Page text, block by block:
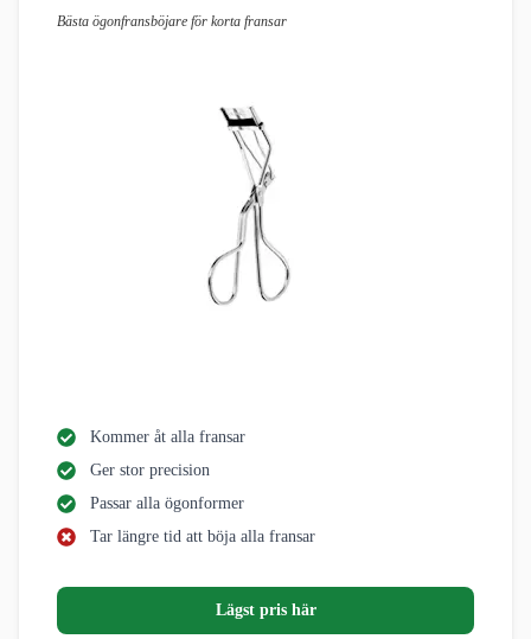
Bästa ögonfransböjare för korta fransar
Kommer åt alla fransar
Ger stor precision
Passar alla ögonformer
Tar längre tid att böja alla fransar
Lägst pris här